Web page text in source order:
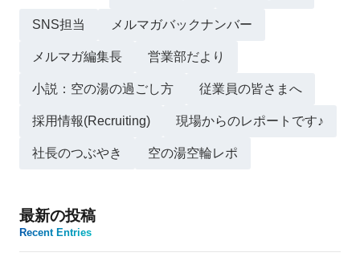
SNS担当 メルマガバックナンバー
メルマガ編集長 営業部だより
小説：空の湯の過ごし方 従業員の皆さまへ
採用情報(Recruiting) 現場からのレポートです♪
社長のつぶやき 空の湯空輪レポ
最新の投稿
Recent Entries